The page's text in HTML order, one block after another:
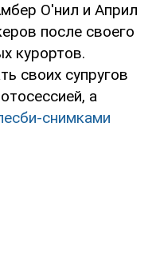
О'нил и Април
после своего
курортов.
своих супругов
а
снимками